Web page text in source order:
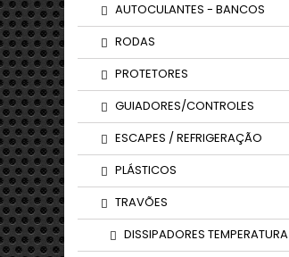
AUTOCULANTES - BANCOS
RODAS
PROTETORES
GUIADORES/CONTROLES
ESCAPES / REFRIGERAÇÃO
PLÁSTICOS
TRAVÕES
DISSIPADORES TEMPERATURA